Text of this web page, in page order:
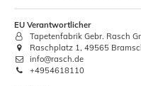
EU Verantwortlicher
Tapetenfabrik Gebr. Rasch
Raschplatz 1, 49565
info@rasch.de
+4954618110